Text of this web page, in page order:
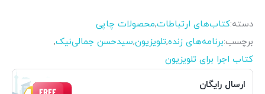
دسته:کتاب‌های ارتباطات,محصولات چاپی
برچسب:برنامه‌های زنده,تلویزیون,سیدحسن جمالی‌نیک,
کتاب اجرا برای تلویزیون
ارسال رایگان